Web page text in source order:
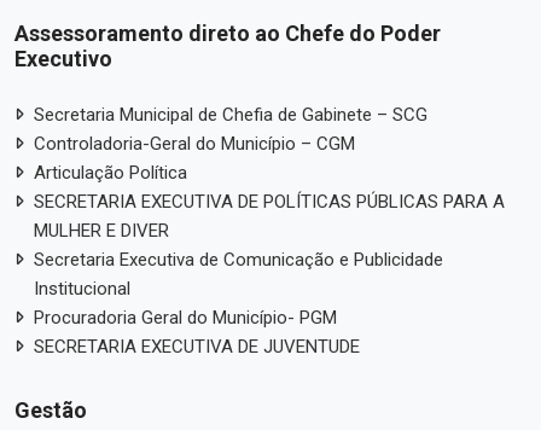
Assessoramento direto ao Chefe do Poder
Executivo
Secretaria Municipal de Chefia de Gabinete – SCG
Controladoria-Geral do Município – CGM
Articulação Política
SECRETARIA EXECUTIVA DE POLÍTICAS PÚBLICAS PARA A
MULHER E DIVER
Secretaria Executiva de Comunicação e Publicidade
Institucional
Procuradoria Geral do Município- PGM
SECRETARIA EXECUTIVA DE JUVENTUDE
Gestão